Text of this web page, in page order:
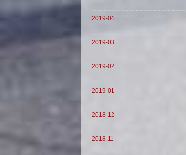
2019-04
2019-03
2019-02
2019-01
2018-12
2018-11